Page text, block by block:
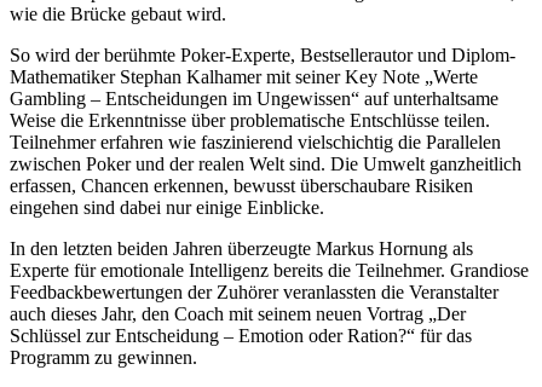
wie die Brücke gebaut wird.
So wird der berühmte Poker-Experte, Bestsellerautor und Diplom-
Mathematiker Stephan Kalhamer mit seiner Key Note „Werte
Gambling – Entscheidungen im Ungewissen“ auf unterhaltsame
Weise die Erkenntnisse über problematische Entschlüsse teilen.
Teilnehmer erfahren wie faszinierend vielschichtig die Parallelen
zwischen Poker und der realen Welt sind. Die Umwelt ganzheitlich
erfassen, Chancen erkennen, bewusst überschaubare Risiken
eingehen sind dabei nur einige Einblicke.
In den letzten beiden Jahren überzeugte Markus Hornung als
Experte für emotionale Intelligenz bereits die Teilnehmer. Grandiose
Feedbackbewertungen der Zuhörer veranlassten die Veranstalter
auch dieses Jahr, den Coach mit seinem neuen Vortrag „Der
Schlüssel zur Entscheidung – Emotion oder Ration?“ für das
Programm zu gewinnen.